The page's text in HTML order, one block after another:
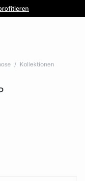
80€ 📦
Kollektionen